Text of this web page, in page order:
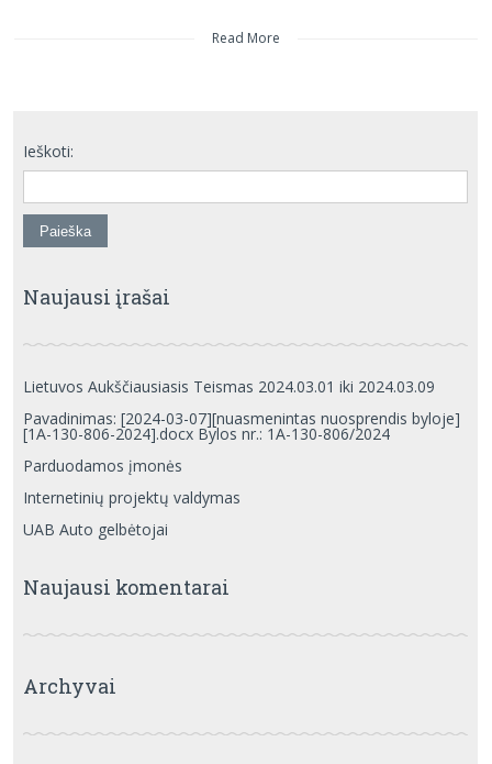
Read More
Ieškoti:
Naujausi įrašai
Lietuvos Aukščiausiasis Teismas 2024.03.01 iki 2024.03.09
Pavadinimas: [2024-03-07][nuasmenintas nuosprendis byloje]
[1A-130-806-2024].docx Bylos nr.: 1A-130-806/2024
Parduodamos įmonės
Internetinių projektų valdymas
UAB Auto gelbėtojai
Naujausi komentarai
Archyvai